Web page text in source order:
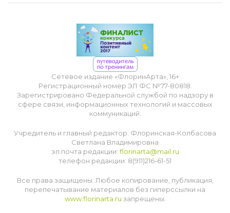
Сетевое издание «ФлоринАрта», 16+
Регистрационный номер ЭЛ ФС №77-80818.
Зарегистрировано Федеральной службой по надзору в
сфере связи, информационных технологий и массовых
коммуникаций.
Учредитель и главный редактор: Флоринская-Колбасова
Светлана Владимировна
эл.почта редакции: florinarta@mail.ru
телефон редакции: 8(911)216-61-51
Все права защищены. Любое копирование, публикация,
перепечатывание материалов без гиперссылки на
www.florinarta.ru запрещены.